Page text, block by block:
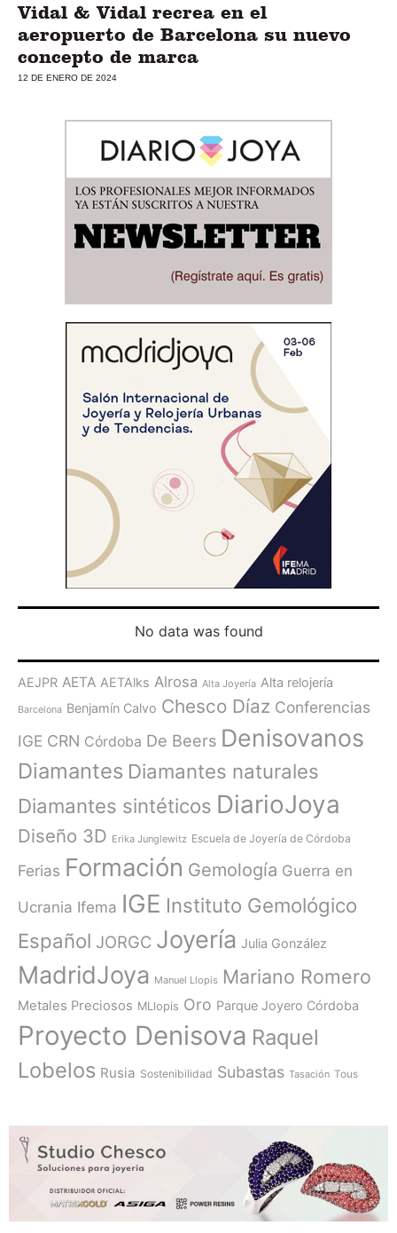
Vidal & Vidal recrea en el
aeropuerto de Barcelona su nuevo
concepto de marca
12 DE ENERO DE 2024
No data was found
AEJPR AETA AETAlks Alrosa Alta Joyería Alta relojería
Barcelona Benjamín Calvo Chesco Díaz Conferencias
IGE CRN Córdoba De Beers Denisovanos
Diamantes Diamantes naturales
Diamantes sintéticos DiarioJoya
Diseño 3D Erika Junglewitz Escuela de Joyería de Córdoba
Ferias Formación Gemología Guerra en
Ucrania Ifema IGE Instituto Gemológico
Español JORGC Joyería Julia González
MadridJoya Manuel Llopis Mariano Romero
Metales Preciosos MLlopis Oro Parque Joyero Córdoba
Proyecto Denisova Raquel
Lobelos Rusia Sostenibilidad Subastas Tasación Tous